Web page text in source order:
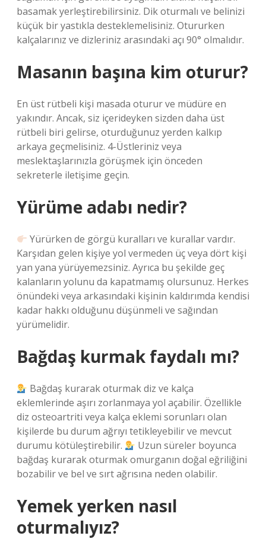
basamak yerleştirebilirsiniz. Dik oturmalı ve belinizi
küçük bir yastıkla desteklemelisiniz. Otururken
kalçalarınız ve dizleriniz arasındaki açı 90° olmalıdır.
Masanın başına kim oturur?
En üst rütbeli kişi masada oturur ve müdüre en
yakındır. Ancak, siz içerideyken sizden daha üst
rütbeli biri gelirse, oturduğunuz yerden kalkıp
arkaya geçmelisiniz. 4-Üstleriniz veya
meslektaşlarınızla görüşmek için önceden
sekreterle iletişime geçin.
Yürüme adabı nedir?
Yürürken de görgü kuralları ve kurallar vardır.
Karşıdan gelen kişiye yol vermeden üç veya dört kişi
yan yana yürüyemezsiniz. Ayrıca bu şekilde geç
kalanların yolunu da kapatmamış olursunuz. Herkes
önündeki veya arkasındaki kişinin kaldırımda kendisi
kadar hakkı olduğunu düşünmeli ve sağından
yürümelidir.
Bağdaş kurmak faydalı mı?
Bağdaş kurarak oturmak diz ve kalça
eklemlerinde aşırı zorlanmaya yol açabilir. Özellikle
diz osteoartriti veya kalça eklemi sorunları olan
kişilerde bu durum ağrıyı tetikleyebilir ve mevcut
durumu kötüleştirebilir.
Uzun süreler boyunca
bağdaş kurarak oturmak omurganın doğal eğriliğini
bozabilir ve bel ve sırt ağrısına neden olabilir.
Yemek yerken nasıl
oturmalıyız?